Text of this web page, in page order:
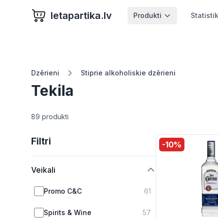
letapartika.lv Produkti
Dzērieni Stiprie alkoholiskie dzērieni
Tekila
89 produkti
Filtri
Veikali
Promo C&C 61
Spirits & Wine 57
-10%